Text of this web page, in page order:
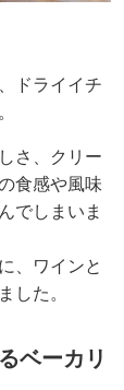
ドライイチ
さ、クリー
食感や風味
でしまいま
、ワインと
した。
ベーカリ